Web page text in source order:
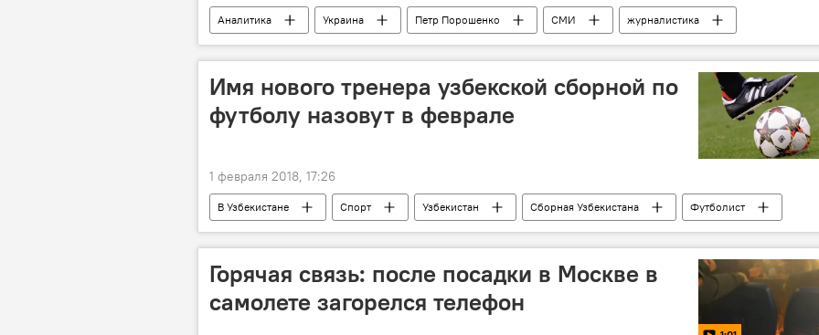
Аналитика Украина Петр Порошенко СМИ журналистика
Имя нового тренера узбекской сборной по
футболу назовут в феврале
1 февраля 2018, 17:26
В Узбекистане Спорт Узбекистан Сборная Узбекистана
Футболист
тренер
футбол
Горячая связь: после посадки в Москве в
самолете загорелся телефон